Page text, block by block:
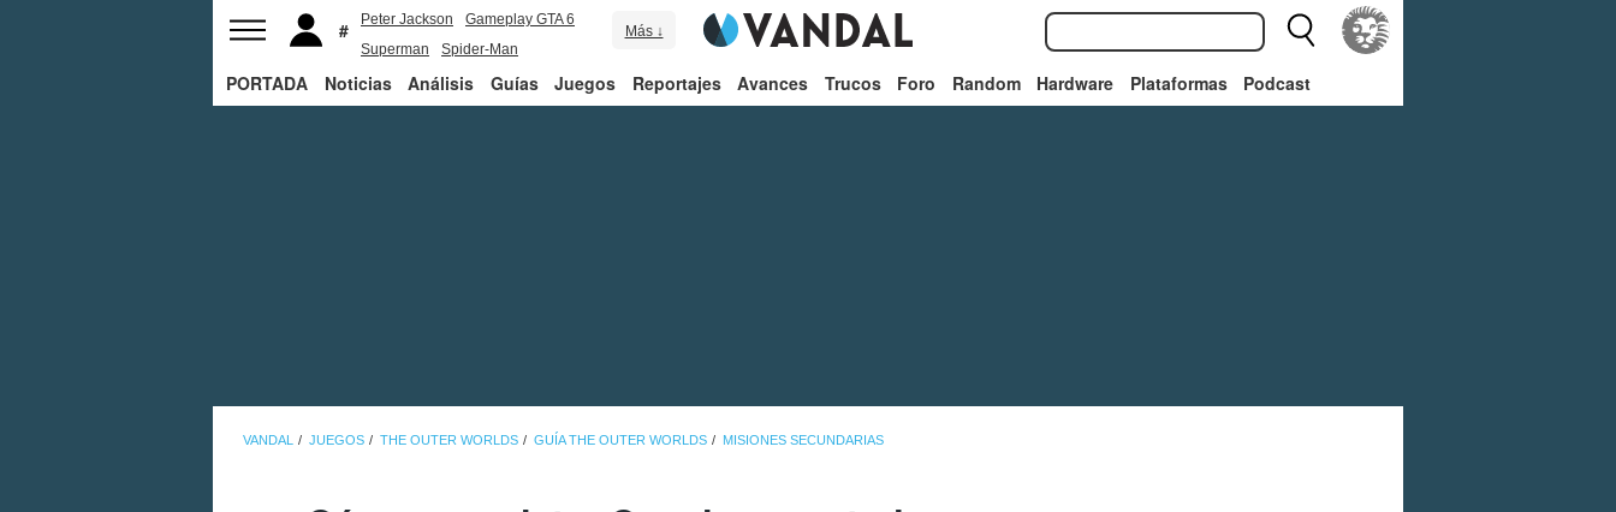
Peter Jackson
Gameplay GTA 6
Superman
Spider-Man
Más ↓
PORTADA Noticias Análisis Guías Juegos Reportajes Avances Trucos Foro Random Hardware Plataformas Podcast
VANDAL JUEGOS THE OUTER WORLDS GUÍA THE OUTER WORLDS MISIONES SECUNDARIAS